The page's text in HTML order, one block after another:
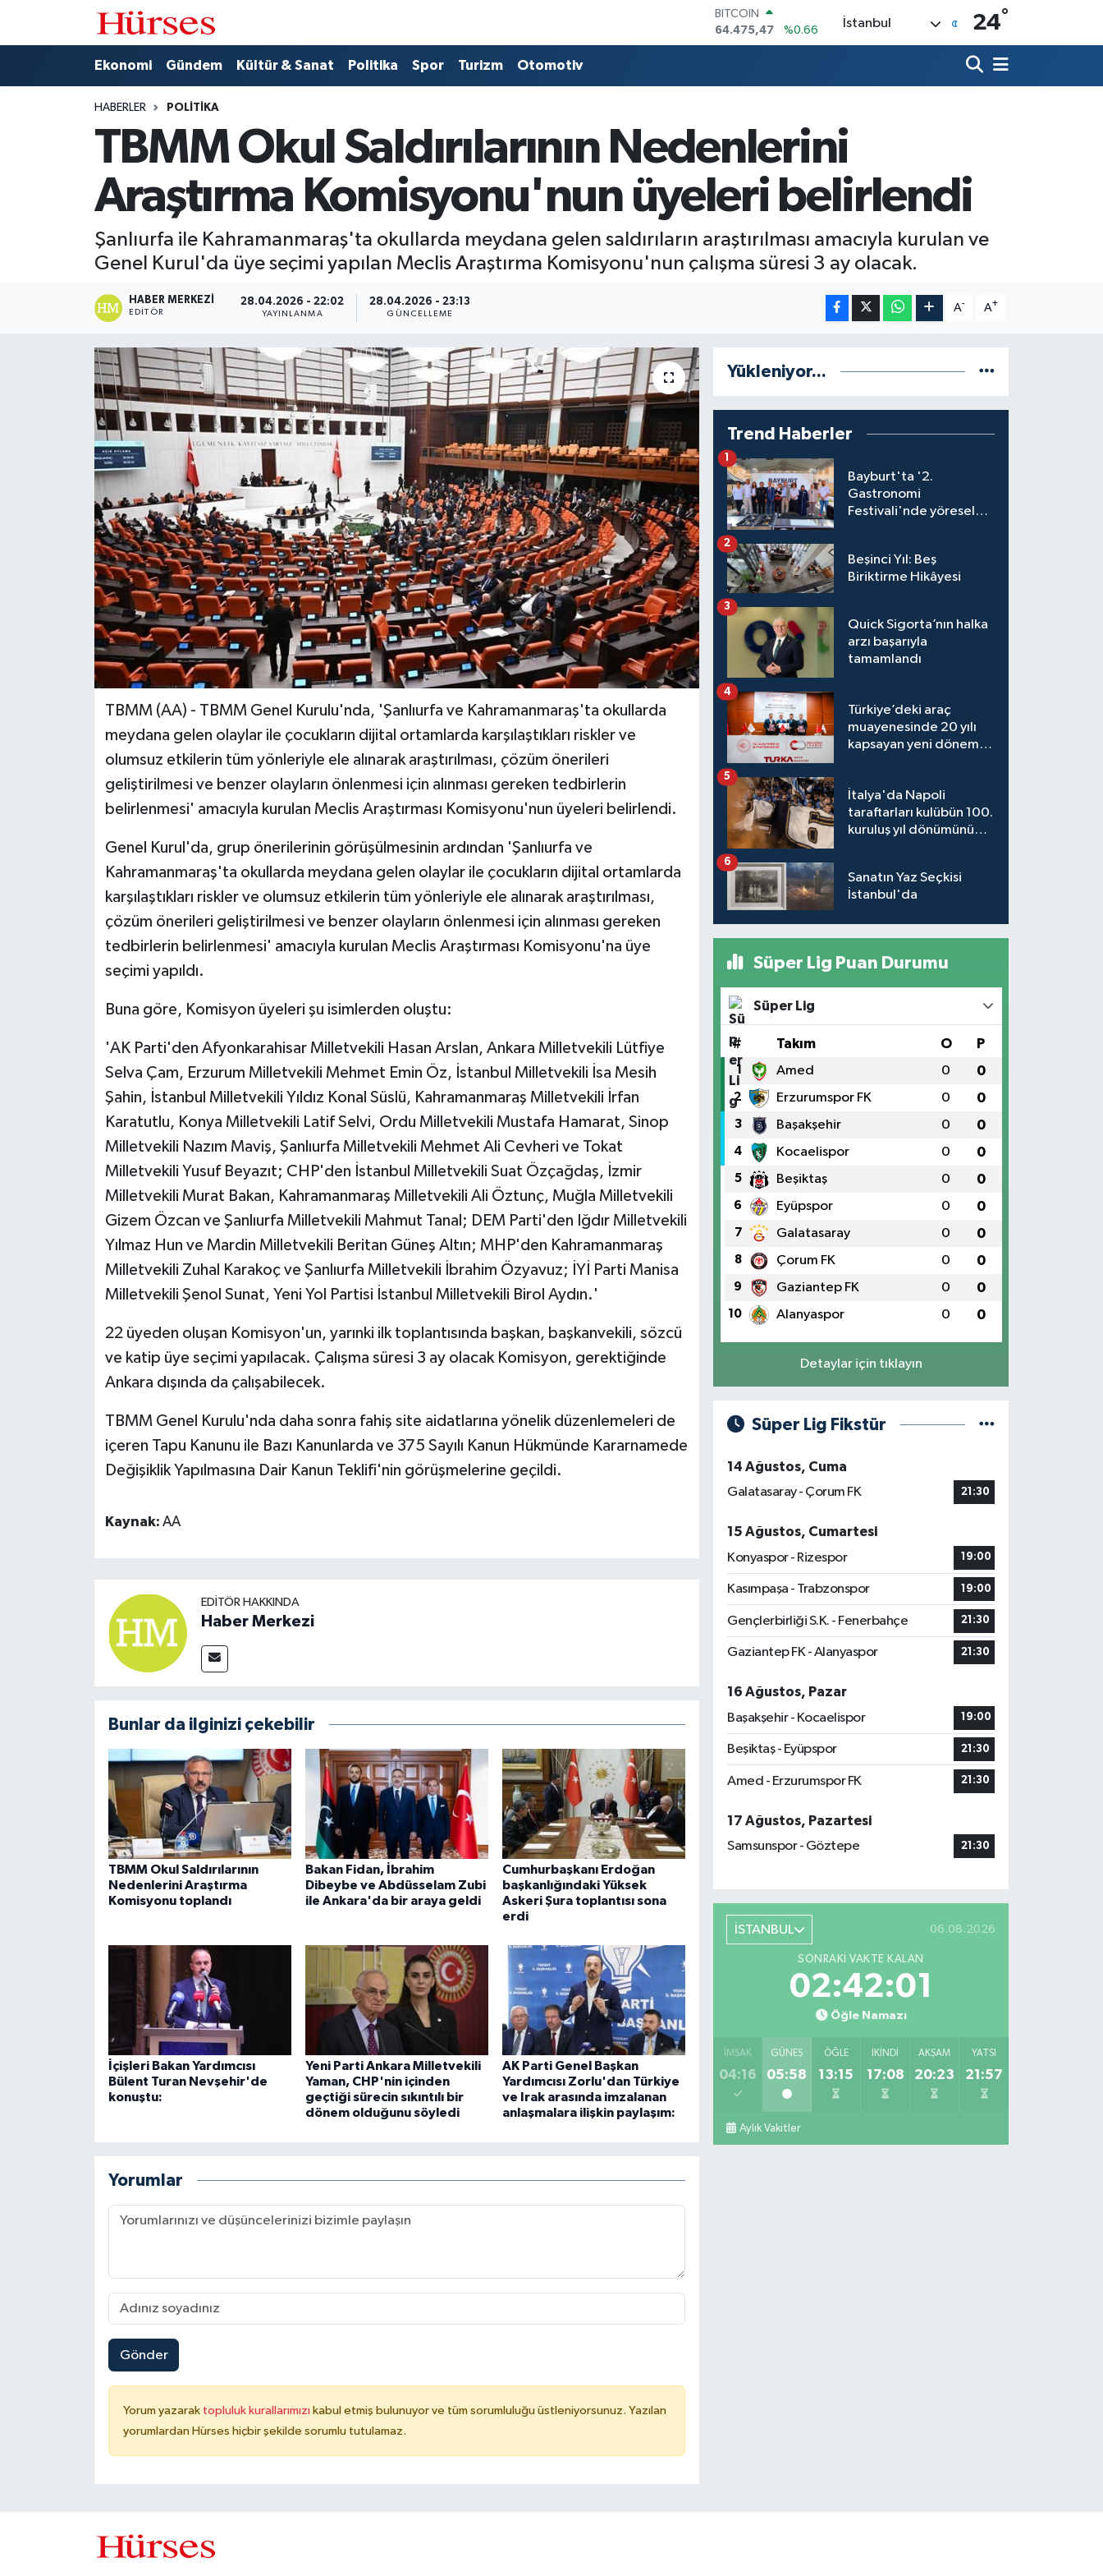
55,1336
%0.18
GRAM ALTIN
6527.85
%0.54
13.703
%0
İstanbul 24°
Ekonomi Gündem Kültür & Sanat Politika Spor Turizm Otomotiv
HABERLER POLITIKA
TBMM Okul Saldırılarının Nedenlerini
Araştırma Komisyonu'nun üyeleri belirlendi
Şanlıurfa ile Kahramanmaraş'ta okullarda meydana gelen saldırıların araştırılması amacıyla kurulan ve
Genel Kurul'da üye seçimi yapılan Meclis Araştırma Komisyonu'nun çalışma süresi 3 ay olacak.
HABER MERKEZI
EDITÖR
28.04.2026 - 22:02
YAYINLANMA
28.04.2026 - 23:13
GÜNCELLEME
A- A+
TBMM (AA) - TBMM Genel Kurulu'nda, 'Şanlıurfa ve Kahramanmaraş'ta okullarda
meydana gelen olaylar ile çocukların dijital ortamlarda karşılaştıkları riskler ve
olumsuz etkilerin tüm yönleriyle ele alınarak araştırılması, çözüm önerileri
geliştirilmesi ve benzer olayların önlenmesi için alınması gereken tedbirlerin
belirlenmesi' amacıyla kurulan Meclis Araştırması Komisyonu'nun üyeleri belirlendi.
Genel Kurul'da, grup önerilerinin görüşülmesinin ardından 'Şanlıurfa ve
Kahramanmaraş'ta okullarda meydana gelen olaylar ile çocukların dijital ortamlarda
karşılaştıkları riskler ve olumsuz etkilerin tüm yönleriyle ele alınarak araştırılması,
çözüm önerileri geliştirilmesi ve benzer olayların önlenmesi için alınması gereken
tedbirlerin belirlenmesi' amacıyla kurulan Meclis Araştırması Komisyonu'na üye
seçimi yapıldı.
Buna göre, Komisyon üyeleri şu isimlerden oluştu:
'AK Parti'den Afyonkarahisar Milletvekili Hasan Arslan, Ankara Milletvekili Lütfiye
Selva Çam, Erzurum Milletvekili Mehmet Emin Öz, İstanbul Milletvekili İsa Mesih
Şahin, İstanbul Milletvekili Yıldız Konal Süslü, Kahramanmaraş Milletvekili İrfan
Karatutlu, Konya Milletvekili Latif Selvi, Ordu Milletvekili Mustafa Hamarat, Sinop
Milletvekili Nazım Maviş, Şanlıurfa Milletvekili Mehmet Ali Cevheri ve Tokat
Milletvekili Yusuf Beyazıt; CHP'den İstanbul Milletvekili Suat Özçağdaş, İzmir
Milletvekili Murat Bakan, Kahramanmaraş Milletvekili Ali Öztunç, Muğla Milletvekili
Gizem Özcan ve Şanlıurfa Milletvekili Mahmut Tanal; DEM Parti'den Iğdır Milletvekili
Yılmaz Hun ve Mardin Milletvekili Beritan Güneş Altın; MHP'den Kahramanmaraş
Milletvekili Zuhal Karakoç ve Şanlıurfa Milletvekili İbrahim Özyavuz; İYİ Parti Manisa
Milletvekili Şenol Sunat, Yeni Yol Partisi İstanbul Milletvekili Birol Aydın.'
22 üyeden oluşan Komisyon'un, yarınki ilk toplantısında başkan, başkanvekili, sözcü
ve katip üye seçimi yapılacak. Çalışma süresi 3 ay olacak Komisyon, gerektiğinde
Ankara dışında da çalışabilecek.
TBMM Genel Kurulu'nda daha sonra fahiş site aidatlarına yönelik düzenlemeleri de
içeren Tapu Kanunu ile Bazı Kanunlarda ve 375 Sayılı Kanun Hükmünde Kararnamede
Değişiklik Yapılmasına Dair Kanun Teklifi'nin görüşmelerine geçildi.
Kaynak: AA
EDITÖR HAKKINDA
Haber Merkezi
Bunlar da ilginizi çekebilir
TBMM Okul Saldırılarının
Nedenlerini Araştırma
Komisyonu toplandı
Bakan Fidan, İbrahim
Dibeybe ve Abdüsselam Zubi
ile Ankara'da bir araya geldi
Cumhurbaşkanı Erdoğan
başkanlığındaki Yüksek
Askeri Şura toplantısı sona
erdi
İçişleri Bakan Yardımcısı
Bülent Turan Nevşehir'de
konuştu:
Yeni Parti Ankara Milletvekili
Yaman, CHP'nin içinden
geçtiği sürecin sıkıntılı bir
dönem olduğunu söyledi
AK Parti Genel Başkan
Yardımcısı Zorlu'dan Türkiye
ve Irak arasında imzalanan
anlaşmalara ilişkin paylaşım:
Yorumlar
Gönder
Yorum yazarak topluluk kurallarımızı kabul etmiş bulunuyor ve tüm sorumluluğu üstleniyorsunuz. Yazılan
yorumlardan Hürses hiçbir şekilde sorumlu tutulamaz.
Yükleniyor...
Trend Haberler
Bayburt'ta '2.
Gastronomi
Festivali'nde yöresel
1
Beşinci Yıl: Beş
Biriktirme Hikâyesi
2
Quick Sigorta’nın halka
arzı başarıyla
tamamlandı
3
Türkiye’deki araç
muayenesinde 20 yılı
kapsayan yeni dönem
4
İtalya'da Napoli
taraftarları kulübün 100.
kuruluş yıl dönümünü
5
Sanatın Yaz Seçkisi
İstanbul'da
6
Süper Lig Puan Durumu
Süper Lig
# Takım O P
1 Amed 0 0
2 Erzurumspor FK 0 0
3 Başakşehir 0 0
4 Kocaelispor 0 0
5 Beşiktaş 0 0
6 Eyüpspor 0 0
7 Galatasaray 0 0
8 Çorum FK 0 0
9 Gaziantep FK 0 0
10 Alanyaspor 0 0
Detaylar için tıklayın
Süper Lig Fikstür
14 Ağustos, Cuma
Galatasaray - Çorum FK
21:30
15 Ağustos, Cumartesi
Konyaspor - Rizespor
19:00
Kasımpaşa - Trabzonspor 19:00
Gençlerbirliği S.K. - Fenerbahçe 21:30
Gaziantep FK - Alanyaspor 21:30
16 Ağustos, Pazar
Başakşehir - Kocaelispor
19:00
Beşiktaş - Eyüpspor 21:30
Amed - Erzurumspor FK 21:30
17 Ağustos, Pazartesi
Samsunspor - Göztepe
21:30
İSTANBUL 06.08.2026
SONRAKI VAKTE KALAN
02:42:00
Öğle Namazı
İMSAK
04:16
GÜNEŞ
05:58
ÖĞLE
13:15
İKINDI
17:08
AKŞAM
20:23
YATSI
21:57
Aylık Vakitler
Ekonomi
Gündem
Kültür & Sanat
Hava Durumu
Trafik Durumu
Süper Lig Puan Durumu ve Fikstür
Tüm Manşetler
Son Dakika Haberleri
Haber Arşivi